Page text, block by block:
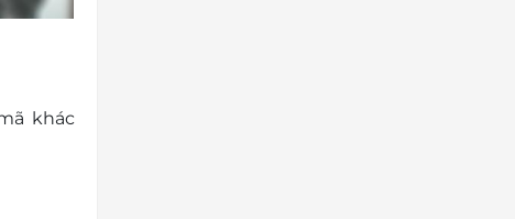
khác